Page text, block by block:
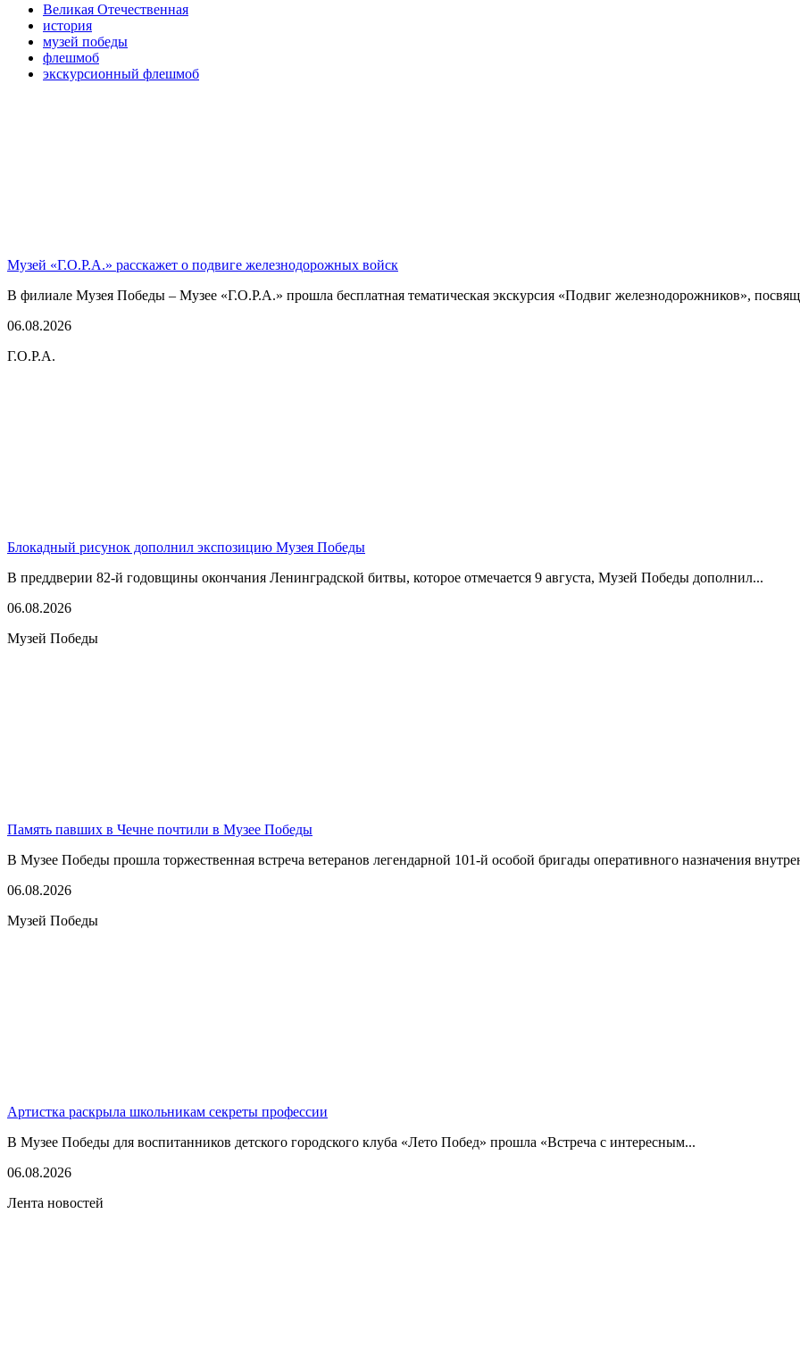
Великая Отечественная
история
музей победы
флешмоб
экскурсионный флешмоб
Музей «Г.О.Р.А.» расскажет о подвиге железнодорожных войск
В филиале Музея Победы – Музее «Г.О.Р.А.» прошла бесплатная тематическая экскурсия «Подвиг железнодорожников»,
06.08.2026
Г.О.Р.А.
Блокадный рисунок дополнил экспозицию Музея Победы
В преддверии 82-й годовщины окончания Ленинградской битвы, которое отмечается 9 августа, Музей Победы дополнил...
06.08.2026
Музей Победы
Память павших в Чечне почтили в Музее Победы
В Музее Победы прошла торжественная встреча ветеранов легендарной 101-й особой бригады оперативного назначения
06.08.2026
Музей Победы
Артистка раскрыла школьникам секреты профессии
В Музее Победы для воспитанников детского городского клуба «Лето Побед» прошла «Встреча с интересным...
06.08.2026
Лента новостей